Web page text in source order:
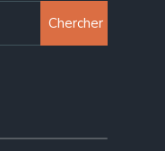
Chercher